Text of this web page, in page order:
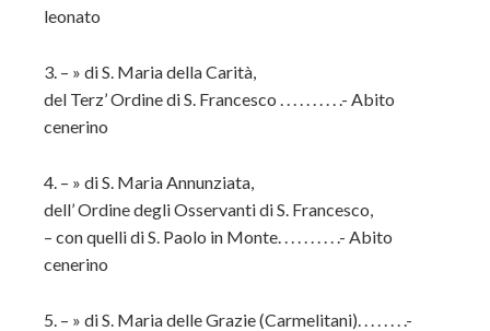
leonato
3. – » di S. Maria della Carità,
del Terz’ Ordine di S. Francesco . . . . . . . . . .- Abito
cenerino
4. – » di S. Maria Annunziata,
dell’ Ordine degli Osservanti di S. Francesco,
– con quelli di S. Paolo in Monte. . . . . . . . . .- Abito
cenerino
5. – » di S. Maria delle Grazie (Carmelitani). . . . . . . .-